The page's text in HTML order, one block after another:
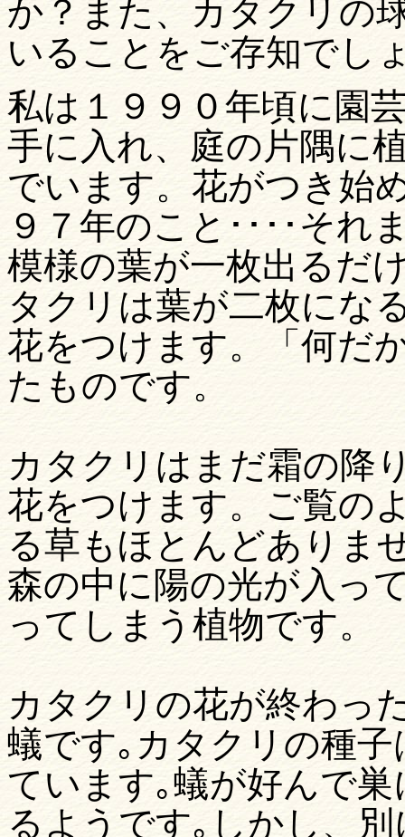
か？また、カタクリの
いることをご存知でし
私は １９９０年頃に 園
手に入れ、庭の片隅に
でいます。花がつき始
９７年のこと････それ
模様の葉が一枚出るだ
タクリは葉が二枚にな
花をつけます。「何だ
たものです。
カタクリはまだ霜の降
花をつけます。ご覧の
る草も ほとんどありま
森の中に陽の光が入っ
ってしまう植物です。
カタクリの花が終わっ
蟻です｡カタクリの種
ています｡蟻が好んで
るようです｡しかし、